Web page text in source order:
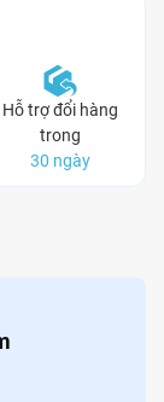
Hỗ trợ đổi hàng
trong
30 ngày